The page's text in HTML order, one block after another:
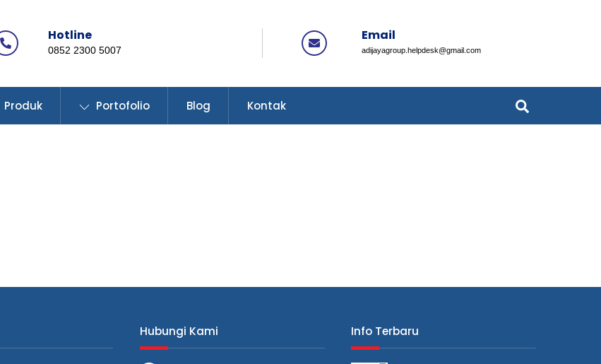
Produk Portofolio Blog Kontak
Icon
Hotline
0852 2300 5007
Icon
Email
adijayagroup.helpdesk@gmail.com
Hubungi Kami Info Terbaru